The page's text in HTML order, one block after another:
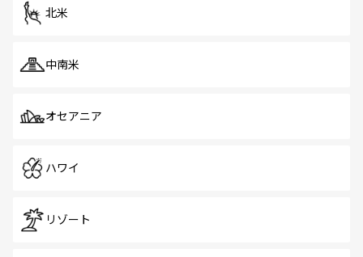
北米
中南米
オセアニア
ハワイ
リゾート